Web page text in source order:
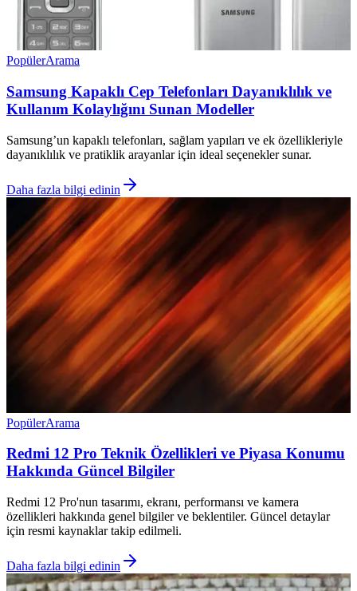
PopülerArama
Samsung Kapaklı Cep Telefonları Dayanıklılık ve
Kullanım Kolaylığını Sunan Modeller
Samsung’un kapaklı telefonları, sağlam yapıları ve ek özellikleriyle
dayanıklılık ve pratiklik arayanlar için ideal seçenekler sunar.
Daha fazla bilgi edinin
PopülerArama
Redmi 12 Pro Teknik Özellikleri ve Piyasa Konumu
Hakkında Güncel Bilgiler
Redmi 12 Pro'nun tasarımı, ekranı, performansı ve kamera
özellikleri hakkında genel bilgiler ve beklentiler. Güncel detaylar
için resmi kaynaklar takip edilmeli.
Daha fazla bilgi edinin